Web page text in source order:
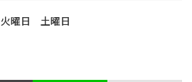
火曜日 土曜日